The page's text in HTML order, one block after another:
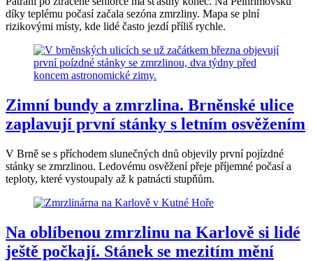
díky teplému počasí začala sezóna zmrzliny. Mapa se plní
rizikovými místy, kde lidé často jezdí příliš rychle.
Zimní bundy a zmrzlina. Brněnské ulice
zaplavují první stánky s letním osvěžením
V Brně se s příchodem slunečných dnů objevily první pojízdné
stánky se zmrzlinou. Ledovému osvěžení přeje příjemné počasí a
teploty, které vystoupaly až k patnácti stupňům.
Na oblíbenou zmrzlinu na Karlově si lidé
ještě počkají. Stánek se mezitím mění